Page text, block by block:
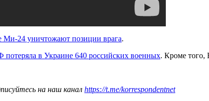
Ми-24 уничтожают позиции врага.
потеряла в Украине 640 российских военных. Кроме того,
на наш канал https://t.me/korrespondentnet